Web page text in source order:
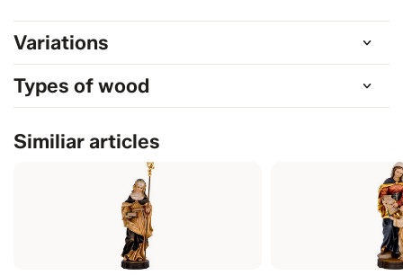
Variations
Types of wood
Similiar articles